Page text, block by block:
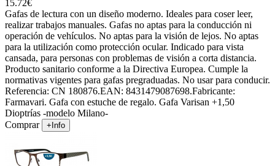
15.72€
Gafas de lectura con un diseño moderno. Ideales para coser leer,
realizar trabajos manuales. Gafas no aptas para la conducción ni
operación de vehículos. No aptas para la visión de lejos. No aptas
para la utilización como protección ocular. Indicado para vista
cansada, para personas con problemas de visión a corta distancia.
Producto sanitario conforme a la Directiva Europea. Cumple la
normativas vigentes para gafas pregraduadas. No usar para conducir.
Referencia: CN 180876.EAN: 8431479087698.Fabricante:
Farmavari. Gafa con estuche de regalo. Gafa Varisan +1,50
Dioptrías -modelo Milano-
Comprar
+Info